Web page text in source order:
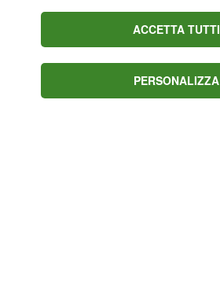
opterà per
. Al momento non
Hunziker.
ACCETTA TUTTI
PERSONALIZZA